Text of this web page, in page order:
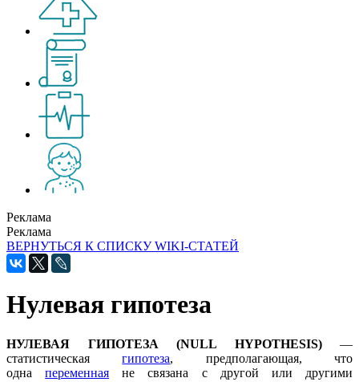
Реклама
Реклама
ВЕРНУТЬСЯ К СПИСКУ WIKI-СТАТЕЙ
Нулевая гипотеза
НУЛЕВАЯ ГИПОТЕЗА (NULL HYPOTHESIS)—
статистическаягипотеза, предполагающая, что
однапеременная не связана с другой или другими